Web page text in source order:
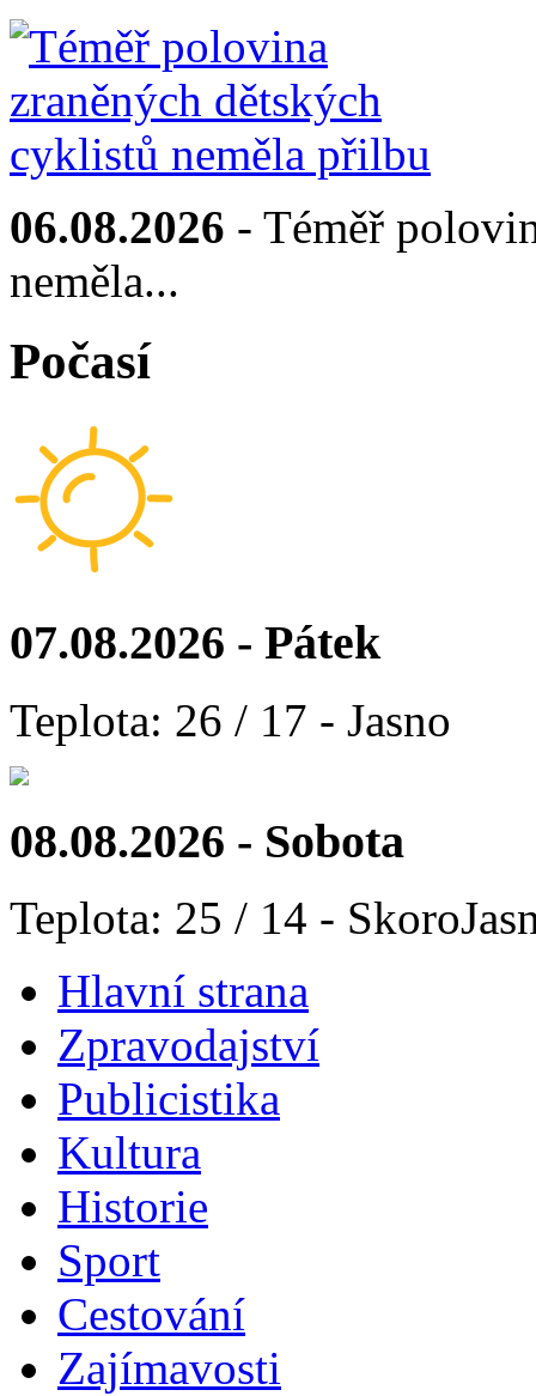
06.08.2026 - Téměř
neměla...
Počasí
07.08.2026 - Pátek
Teplota: 26 / 17 - Jasno
08.08.2026 - Sobota
Teplota: 25 / 14 -
Hlavní strana
Zpravodajství
Publicistika
Kultura
Historie
Sport
Cestování
Zajímavosti